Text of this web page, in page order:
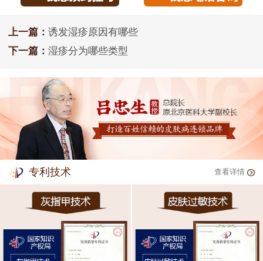
上一篇： 诱发湿疹原因有哪些
下一篇： 湿疹分为哪些类型
专利技术 查看详情